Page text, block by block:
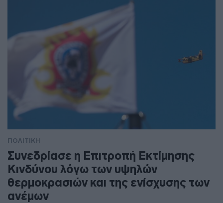
ΠΟΛΙΤΙΚΗ
Συνεδρίασε η Επιτροπή Εκτίμησης
Κινδύνου λόγω των υψηλών
θερμοκρασιών και της ενίσχυσης των
ανέμων